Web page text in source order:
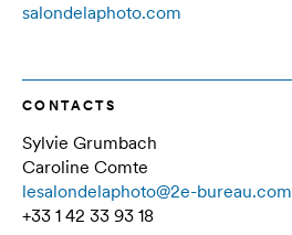
salondelaphoto.com
CONTACTS
Sylvie Grumbach
Caroline Comte
lesalondelaphoto@2e-bureau.com
+33 1 42 33 93 18